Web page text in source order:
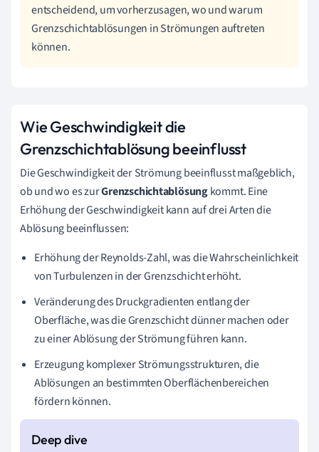
entscheidend, um vorherzusagen, wo und warum
Grenzschichtablösungen in Strömungen auftreten
können.
Wie Geschwindigkeit die
Grenzschichtablösung beeinflusst
Die Geschwindigkeit der Strömung beeinflusst maßgeblich,
ob und wo es zurGrenzschichtablösungkommt. Eine
Erhöhung der Geschwindigkeit kann auf drei Arten die
Ablösung beeinflussen:
Erhöhung der Reynolds-Zahl, was die Wahrscheinlichkeit
von Turbulenzen in der Grenzschicht erhöht.
Veränderung des Druckgradienten entlang der
Oberfläche, was die Grenzschicht dünner machen oder
zu einer Ablösung der Strömung führen kann.
Erzeugung komplexer Strömungsstrukturen, die
Ablösungen an bestimmten Oberflächenbereichen
fördern können.